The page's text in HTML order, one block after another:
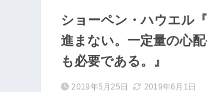
ショーペン・ハウエル
進まない。一定量の心
も必要である。』
2019年5月25日 2019年6月1日